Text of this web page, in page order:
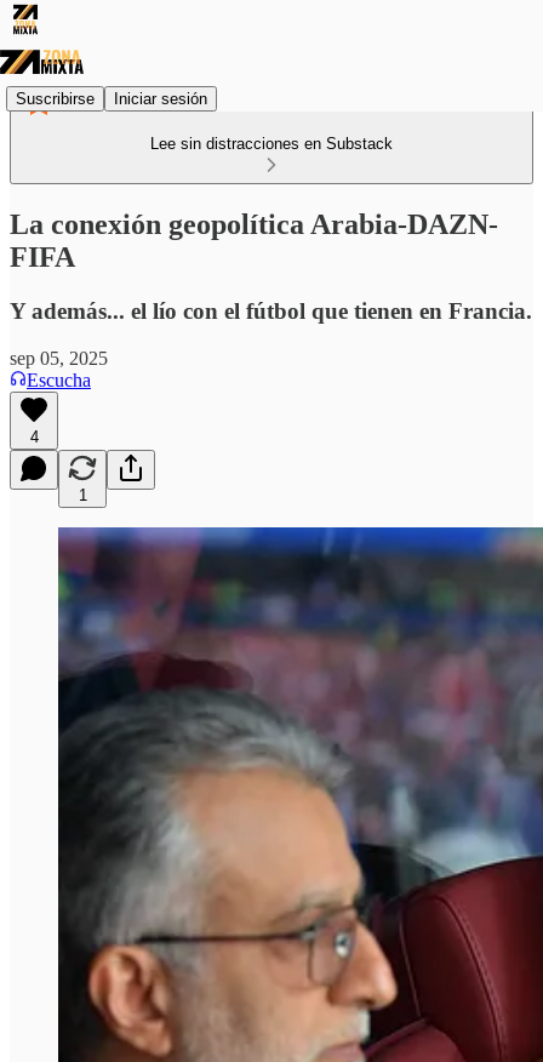
Suscribirse Iniciar sesión
Lee sin distracciones en Substack
La conexión geopolítica Arabia-DAZN-
FIFA
Y además... el lío con el fútbol que tienen en Francia.
sep 05, 2025
Escucha
4
1